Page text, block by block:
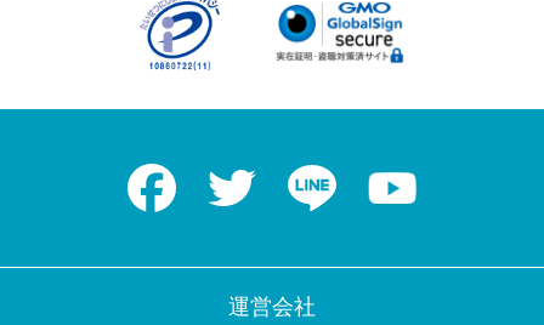
Facebook Twitter LINE
運営会社